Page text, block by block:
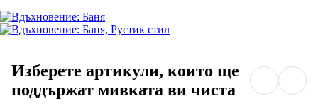
Изберете артикули, които ще
поддържат мивката ви чиста